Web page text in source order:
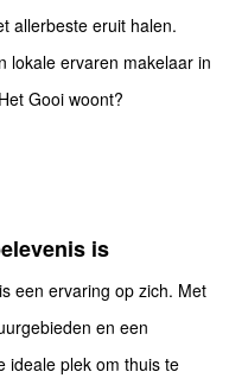
allerbeste eruit halen.
lokale ervaren makelaar in
Gooi woont?
is
een ervaring op zich. Met
en een
ideale plek om thuis te